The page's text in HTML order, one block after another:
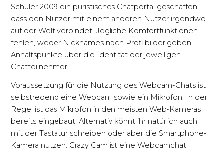
Schüler 2009 ein puristisches Chatportal geschaffen,
dass den Nutzer mit einem anderen Nutzer irgendwo
auf der Welt verbindet. Jegliche Komfortfunktionen
fehlen, weder Nicknames noch Profilbilder geben
Anhaltspunkte über die Identität der jeweiligen
Chatteilnehmer.
Voraussetzung für die Nutzung des Webcam-Chats ist
selbstredend eine Webcam sowie ein Mikrofon. In der
Regel ist das Mikrofon in den meisten Web-Kameras
bereits eingebaut. Alternativ könnt ihr natürlich auch
mit der Tastatur schreiben oder aber die Smartphone-
Kamera nutzen. Crazy Cam ist eine Webcamchat